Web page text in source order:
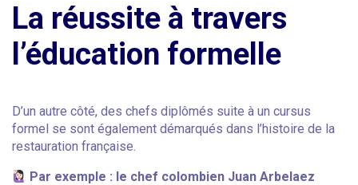
La réussite à travers
l’éducation formelle
D’un autre côté, des chefs diplômés suite à un cursus
formel se sont également démarqués dans l’histoire de la
restauration française.
Par exemple : le chef colombien Juan Arbelaez